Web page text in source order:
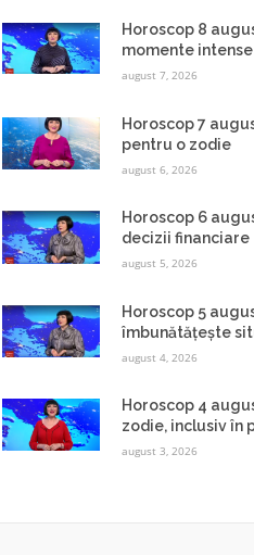
Horoscop 8
momente
august 7, 2026
Horoscop 7
pentru o zodie
august 6, 2026
Horoscop 6
decizii financiare
august 5, 2026
Horoscop 5
îmbunătățește
august 4, 2026
Horoscop 4
zodie, inclusiv în
august 3, 2026